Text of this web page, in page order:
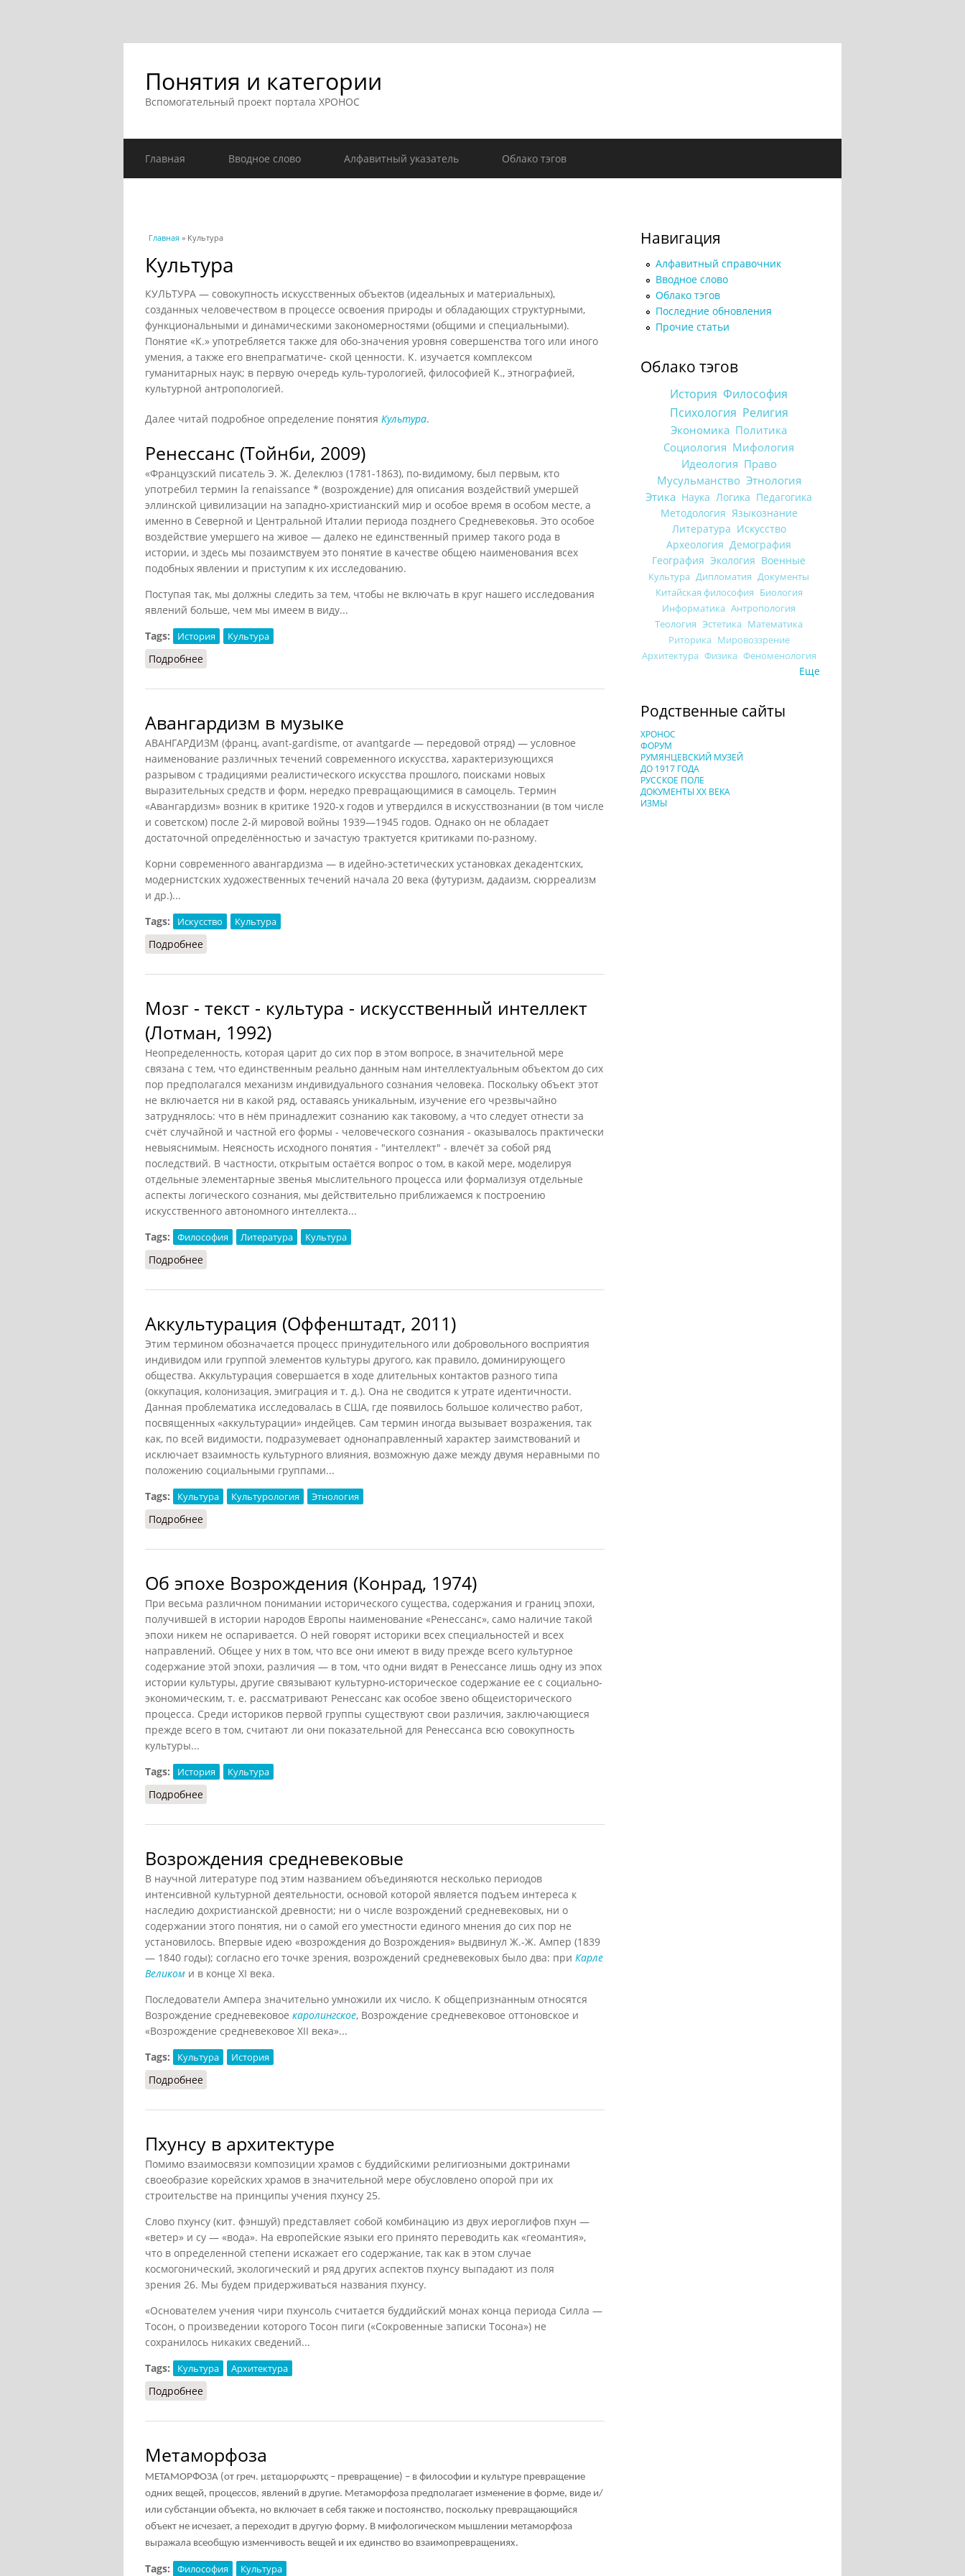
Понятия и категории
Вспомогательный проект портала ХРОНОС
Главная Вводное слово Алфавитный указатель Облако тэгов
Вы здесь
Главная » Культура
Культура
КУЛЬТУРА — совокупность искусственных объектов (идеальных и материальных),
созданных человечеством в процессе освоения природы и обладающих структурными,
функциональными и динамическими закономерностями (общими и специальными).
Понятие «К.» употребляется также для обо-значения уровня совершенства того или иного
умения, а также его внепрагматиче- ской ценности. К. изучается комплексом
гуманитарных наук; в первую очередь куль-турологией, философией К., этнографией,
культурной антропологией.
Далее читай подробное определение понятия Культура.
Ренессанс (Тойнби, 2009)
«Французский писатель Э. Ж. Делеклюз (1781-1863), по-видимому, был первым, кто
употребил термин la renaissance * (возрождение) для описания воздействий умершей
эллинской цивилизации на западно-христианский мир и особое время в особом месте, а
именно в Северной и Центральной Италии периода позднего Средневековья. Это особое
воздействие умершего на живое — далеко не единственный пример такого рода в
истории, и здесь мы позаимствуем это понятие в качестве общею наименования всех
подобных явлении и приступим к их исследованию.
Поступая так, мы должны следить за тем, чтобы не включать в круг нашего исследования
явлений больше, чем мы имеем в виду...
Tags:
История Культура
Подробнее
Авангардизм в музыке
АВАНГАРДИЗМ (франц, avant-gardisme, от avantgarde — передовой отряд) — условное
наименование различных течений современного искусства, характеризующихся
разрывом с традициями реалистического искусства прошлого, поисками новых
выразительных средств и форм, нередко превращающимися в самоцель. Термин
«Авангардизм» возник в критике 1920-х годов и утвердился в искусствознании (в том числе
и советском) после 2-й мировой войны 1939—1945 годов. Однако он не обладает
достаточной определённостью и зачастую трактуется критиками по-разному.
Корни современного авангардизма — в идейно-эстетических установках декадентских,
модернистских художественных течений начала 20 века (футуризм, дадаизм, сюрреализм
и др.)...
Tags:
Искусство Культура
Подробнее
Мозг - текст - культура - искусственный интеллект
(Лотман, 1992)
Неопределенность, которая царит до сих пор в этом вопросе, в значительной мере
связана с тем, что единственным реально данным нам интеллектуальным объектом до сих
пор предполагался механизм индивидуального сознания человека. Поскольку объект этот
не включается ни в какой ряд, оставаясь уникальным, изучение его чрезвычайно
затруднялось: что в нём принадлежит сознанию как таковому, а что следует отнести за
счёт случайной и частной его формы - человеческого сознания - оказывалось практически
невыяснимым. Неясность исходного понятия - "интеллект" - влечёт за собой ряд
последствий. В частности, открытым остаётся вопрос о том, в какой мере, моделируя
отдельные элементарные звенья мыслительного процесса или формализуя отдельные
аспекты логического сознания, мы действительно приближаемся к построению
искусственного автономного интеллекта...
Tags:
Философия Литература Культура
Подробнее
Аккультурация (Оффенштадт, 2011)
Этим термином обозначается процесс принудительного или добровольного восприятия
индивидом или группой элементов культуры другого, как правило, доминирующего
общества. Аккультурация совершается в ходе длительных контактов разного типа
(оккупация, колонизация, эмиграция и т. д.). Она не сводится к утрате идентичности.
Данная проблематика исследовалась в США, где появилось большое количество работ,
посвященных «аккультурации» индейцев. Сам термин иногда вызывает возражения, так
как, по всей видимости, подразумевает однонаправленный характер заимствований и
исключает взаимность культурного влияния, возможную даже между двумя неравными по
положению социальными группами...
Tags:
Культура Культурология Этнология
Подробнее
Об эпохе Возрождения (Конрад, 1974)
При весьма различном понимании исторического существа, содержания и границ эпохи,
получившей в истории народов Европы наименование «Ренессанс», само наличие такой
эпохи никем не оспаривается. О ней говорят историки всех специальностей и всех
направлений. Общее у них в том, что все они имеют в виду прежде всего культурное
содержание этой эпохи, различия — в том, что одни видят в Ренессансе лишь одну из эпох
истории культуры, другие связывают культурно-историческое содержание ее с социально-
экономическим, т. е. рассматривают Ренессанс как особое звено общеисторического
процесса. Среди историков первой группы существуют свои различия, заключающиеся
прежде всего в том, считают ли они показательной для Ренессанса всю совокупность
культуры...
Tags:
История Культура
Подробнее
Возрождения средневековые
В научной литературе под этим названием объединяются несколько периодов
интенсивной культурной деятельности, основой которой является подъем интереса к
наследию дохристианской древности; ни о числе возрождений средневековых, ни о
содержании этого понятия, ни о самой его уместности единого мнения до сих пор не
установилось. Впервые идею «возрождения до Возрождения» выдвинул Ж.-Ж. Ампер (1839
— 1840 годы); согласно его точке зрения, возрождений средневековых было два: при Карле
Великом и в конце XI века.
Последователи Ампера значительно умножили их число. К общепризнанным относятся
Возрождение средневековое каролингское, Возрождение средневековое оттоновское и
«Возрождение средневековое XII века»...
Tags:
Культура История
Подробнее
Пхунсу в архитектуре
Помимо взаимосвязи композиции храмов с буддийскими религиозными доктринами
своеобразие корейских храмов в значительной мере обусловлено опорой при их
строительстве на принципы учения пхунсу 25.
Слово пхунсу (кит. фэншуй) представляет собой комбинацию из двух иероглифов пхун —
«ветер» и су — «вода». На европейские языки его принято переводить как «геомантия»,
что в определенной степени искажает его содержание, так как в этом случае
космогонический, экологический и ряд других аспектов пхунсу выпадают из поля
зрения 26. Мы будем придерживаться названия пхунсу.
«Основателем учения чири пхунсоль считается буддийский монах конца периода Силла —
Тосон, о произведении которого Тосон пиги («Сокровенные записки Тосона») не
сохранилось никаких сведений...
Tags:
Культура Архитектура
Подробнее
Метаморфоза
МЕТАМОРФОЗА (от греч. μεταμορφωστς – превращение) – в философии и культуре превращение
одних вещей, процессов, явлений в другие. Метаморфоза предполагает изменение в форме, виде и/
или субстанции объекта, но включает в себя также и постоянство, поскольку превращающийся
объект не исчезает, а переходит в другую форму. В мифологическом мышлении метаморфоза
выражала всеобщую изменчивость вещей и их единство во взаимопревращениях.
Tags: Философия Культура
Навигация
Алфавитный справочник
Вводное слово
Облако тэгов
Последние обновления
Прочие статьи
Облако тэгов
История Философия
Психология Религия
Экономика Политика
Социология Мифология
Идеология Право
Мусульманство Этнология
Этика Наука Логика Педагогика
Методология Языкознание
Литература Искусство
Археология Демография
География Экология Военные
Культура Дипломатия Документы
Китайская философия Биология
Информатика Антропология
Теология Эстетика Математика
Риторика Мировоззрение
Архитектура Физика Феноменология
Еще
Родственные сайты
ХРОНОС
ФОРУМ
РУМЯНЦЕВСКИЙ МУЗЕЙ
ДО 1917 ГОДА
РУССКОЕ ПОЛЕ
ДОКУМЕНТЫ XX ВЕКА
ИЗМЫ